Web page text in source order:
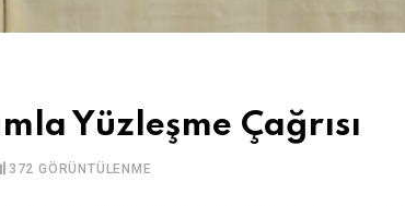
Yüzleşme Çağrısı
372 GÖRÜNTÜLENME